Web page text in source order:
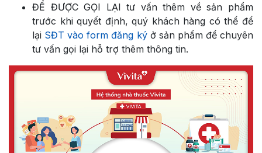
ĐỂ ĐƯỢC GỌI LẠI tư vấn thêm về sản phẩm
trước khi quyết định, quý khách hàng có thể để
lại SĐT vào form đăng kýở sản phẩm để chuyên
tư vấn gọi lại hỗ trợ thêm thông tin.